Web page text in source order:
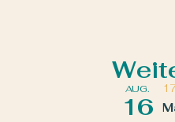
AUG.
16